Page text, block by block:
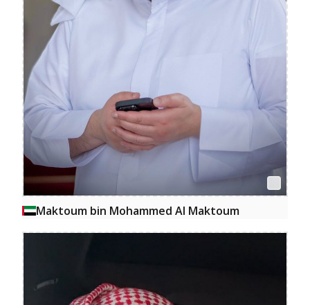
Maktoum bin Mohammed Al Maktoum